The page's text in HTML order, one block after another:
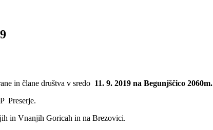
in člane društva v sredo 11. 9. 2019 na Begunjščico 2060m.
Preserje.
in Vnanjih Goricah in na Brezovici.